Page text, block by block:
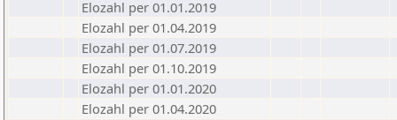
Elozahl per 01.01.2019
Elozahl per 01.04.2019
Elozahl per 01.07.2019
Elozahl per 01.10.2019
Elozahl per 01.01.2020
Elozahl per 01.04.2020